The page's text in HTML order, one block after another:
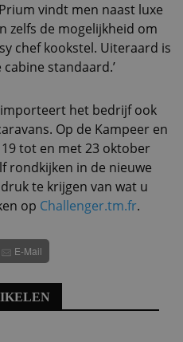
vindt men naast luxe
zelfs de mogelijkheid om
chef kookstel. Uiteraard is
standaard.’
het bedrijf ook
Op de Kampeer en
tot en met 23 oktober
rondkijken in de nieuwe
te krijgen van wat u
op Challenger.tm.fr.
E-Mail